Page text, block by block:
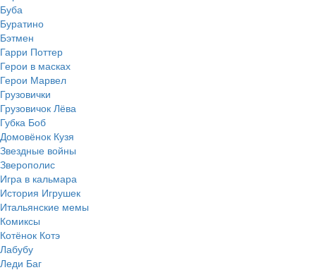
Буба
Буратино
Бэтмен
Гарри Поттер
Герои в масках
Герои Марвел
Грузовички
Грузовичок Лёва
Губка Боб
Домовёнок Кузя
Звездные войны
Зверополис
Игра в кальмара
История Игрушек
Итальянские мемы
Комиксы
Котёнок Котэ
Лабубу
Леди Баг